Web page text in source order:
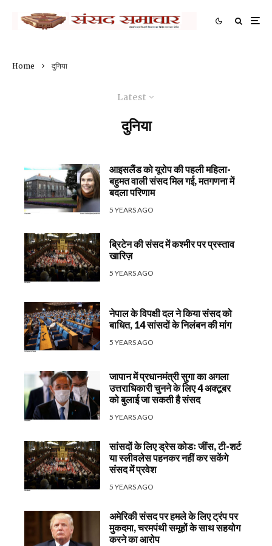
Home दुनिया
Latest
दुनिया
आइसलैंड को यूरोप की पहली महिला-
बहुमत वाली संसद मिल गई, मतगणना में
बदला परिणाम
5 YEARS AGO
ब्रिटेन की संसद में कश्मीर पर प्रस्ताव
खारिज़
5 YEARS AGO
नेपाल के विपक्षी दल ने किया संसद को
बाधित, 14 सांसदों के निलंबन की मांग
5 YEARS AGO
जापान में प्रधानमंत्री सुगा का अगला
उत्तराधिकारी चुनने के लिए 4 अक्टूबर
को बुलाई जा सकती है संसद
5 YEARS AGO
सांसदों के लिए ड्रेस कोडः जींस, टी-शर्ट
या स्लीवलेस पहनकर नहीं कर सकेंगे
संसद में प्रवेश
5 YEARS AGO
अमेरिकी संसद पर हमले के लिए ट्रंप पर
मुकदमा, चरमपंथी समूहों के साथ सहयोग
करने का आरोप